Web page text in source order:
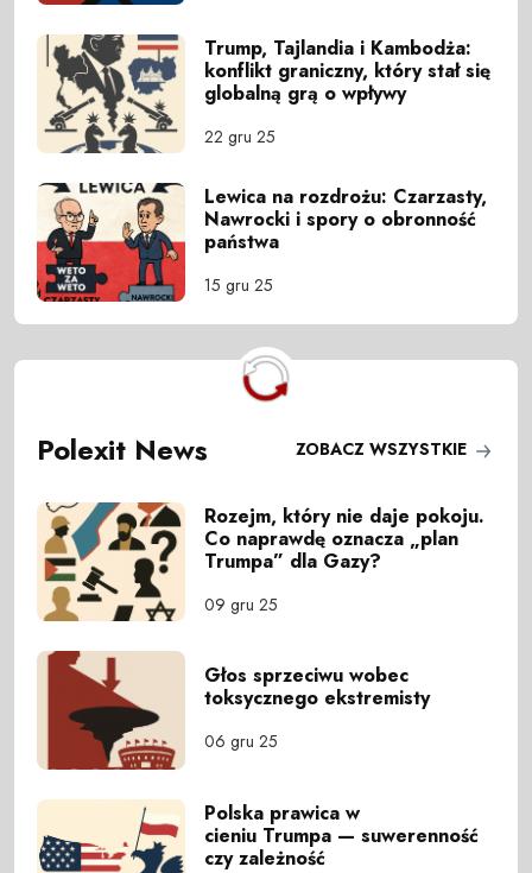
Trump, Tajlandia i Kambodża:
konflikt graniczny, który stał się
globalną grą o wpływy
22 gru 25
Lewica na rozdrożu: Czarzasty,
Nawrocki i spory o obronność
państwa
15 gru 25
Polexit News ZOBACZ WSZYSTKIE
Rozejm, który nie daje pokoju.
Co naprawdę oznacza „plan
Trumpa” dla Gazy?
09 gru 25
Głos sprzeciwu wobec
toksycznego ekstremisty
06 gru 25
Polska prawica w
cieniu Trumpa — suwerenność
czy zależność